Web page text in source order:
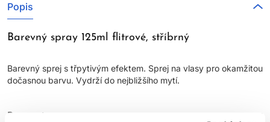
Popis
Barevný spray 125ml flitrové, stříbrný
Barevný sprej s třpytivým efektem. Sprej na vlasy pro okamžitou
dočasnou barvu. Vydrží do nejbližšího mytí.
Parametry